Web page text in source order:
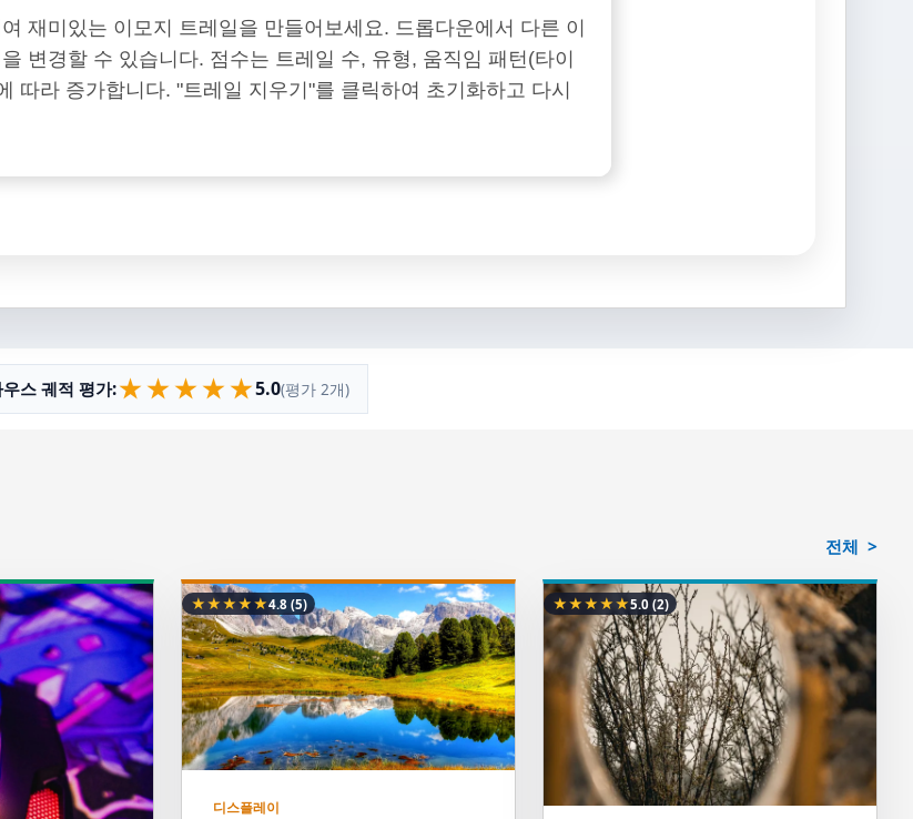
재미있는 이모지 트레일을 만들어보세요. 드롭다운에서 다른 이
변경할 수 있습니다. 점수는 트레일 수, 유형, 움직임 패턴(타이
따라 증가합니다. "트레일 지우기"를 클릭하여 초기화하고 다시
우스 궤적 평가:★★★★★5.0(평가 2개)
전체
★★★★★4.8(5)
디스플레이
★★★★★5.0(2)